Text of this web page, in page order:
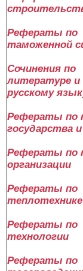
Рефераты по
таможенной
Сочинения по
литературе и
русскому
Рефераты по
государства
Рефераты по
организации
Рефераты по
теплотехнике
Рефераты по
технологии
Рефераты по